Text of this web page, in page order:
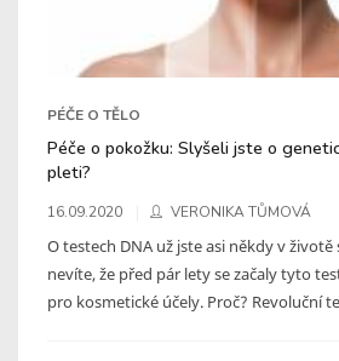
PÉČE O TĚLO
Péče o pokožku: Slyšeli jste o
pleti?
16.09.2020 VERONIKA TŮMOVÁ
O testech DNA už jste asi někdy v životě
nevíte, že před pár lety se začaly tyto
pro kosmetické účely. Proč? Revoluční